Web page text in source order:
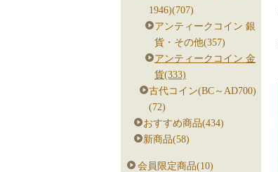
1946)(707)
アンティークコイン 銀
貨・その他(357)
アンティークコイン 金
貨(333)
古代コイン(BC～AD700)
(72)
おすすめ商品(434)
新商品(58)
会員限定商品(10)